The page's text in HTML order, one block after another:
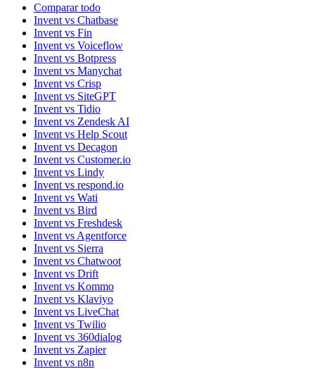
Comparar todo
Invent vs Chatbase
Invent vs Fin
Invent vs Voiceflow
Invent vs Botpress
Invent vs Manychat
Invent vs Crisp
Invent vs SiteGPT
Invent vs Tidio
Invent vs Zendesk AI
Invent vs Help Scout
Invent vs Decagon
Invent vs Customer.io
Invent vs Lindy
Invent vs respond.io
Invent vs Wati
Invent vs Bird
Invent vs Freshdesk
Invent vs Agentforce
Invent vs Sierra
Invent vs Chatwoot
Invent vs Drift
Invent vs Kommo
Invent vs Klaviyo
Invent vs LiveChat
Invent vs Twilio
Invent vs 360dialog
Invent vs Zapier
Invent vs n8n